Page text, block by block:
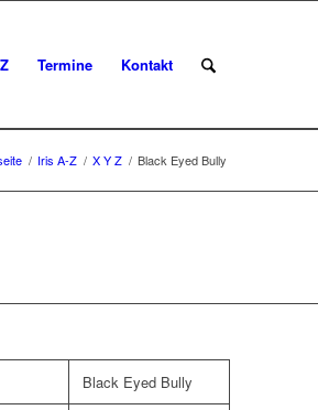
Termine Kontakt
/ Iris A-Z / X Y Z / Black Eyed Bully
Black Eyed Bully